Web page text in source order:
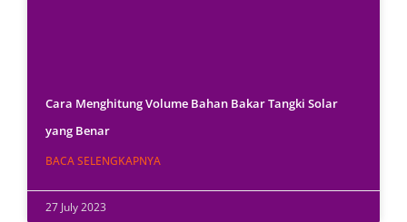
Cara Menghitung Volume Bahan Bakar Tangki Solar
yang Benar
BACA SELENGKAPNYA
27 July 2023